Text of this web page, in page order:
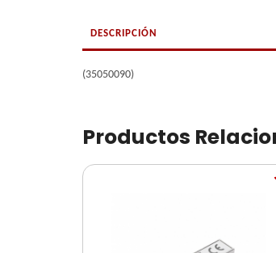
DESCRIPCIÓN
(35050090)
Productos